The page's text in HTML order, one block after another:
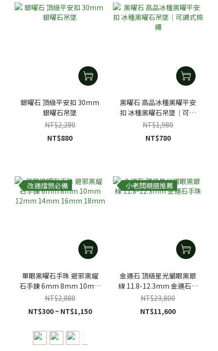
銀曜石 頂級平安扣 30mm
銀曜石吊墜
NT$2,280
NT$880
黑曜石 高品冰種黑曜平安
扣 冰種黑曜石吊墜｜可調
式棉繩
NT$1,980
NT$780
改運擋煞必備
單眼黑曜石手珠 避邪黑耀
石手鍊 6mm 8mm 10mm
12mm 14mm 16mm
NT$2,880
NT$300 ~ NT$1,150
小老闆親選推薦
金運石 頂級星光貓眼黑銀
線 11.8-12.3mm 金運石手
珠
NT$23,800
NT$11,600